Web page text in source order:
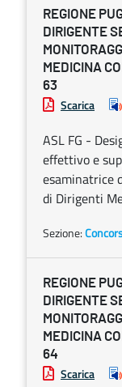
REGIONE
DIRIGENTE
MEDICINA
63
Scarica
ASL FG -
effettivo e
esaminatrice
di Dirigenti
Sezione:
REGIONE
DIRIGENTE
MEDICINA
64
Scarica